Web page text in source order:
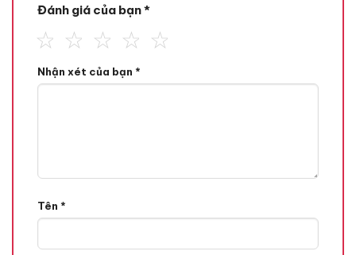
kích ứng
Adenosine : Giúp chống lão hóa và làm sáng da
Đánh giá của bạn*
Nhận xét của bạn *
Tên *